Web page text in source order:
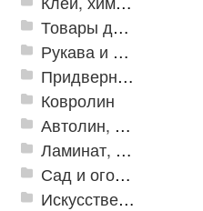
Товары для дома
Рукава и шланги промышленные
Придверные решетки
Ковролин
Автолин, Транслин, Линолеум
Ламинат, Кварцвиниловая плитка SPC
Сад и огород
Искусственная трава